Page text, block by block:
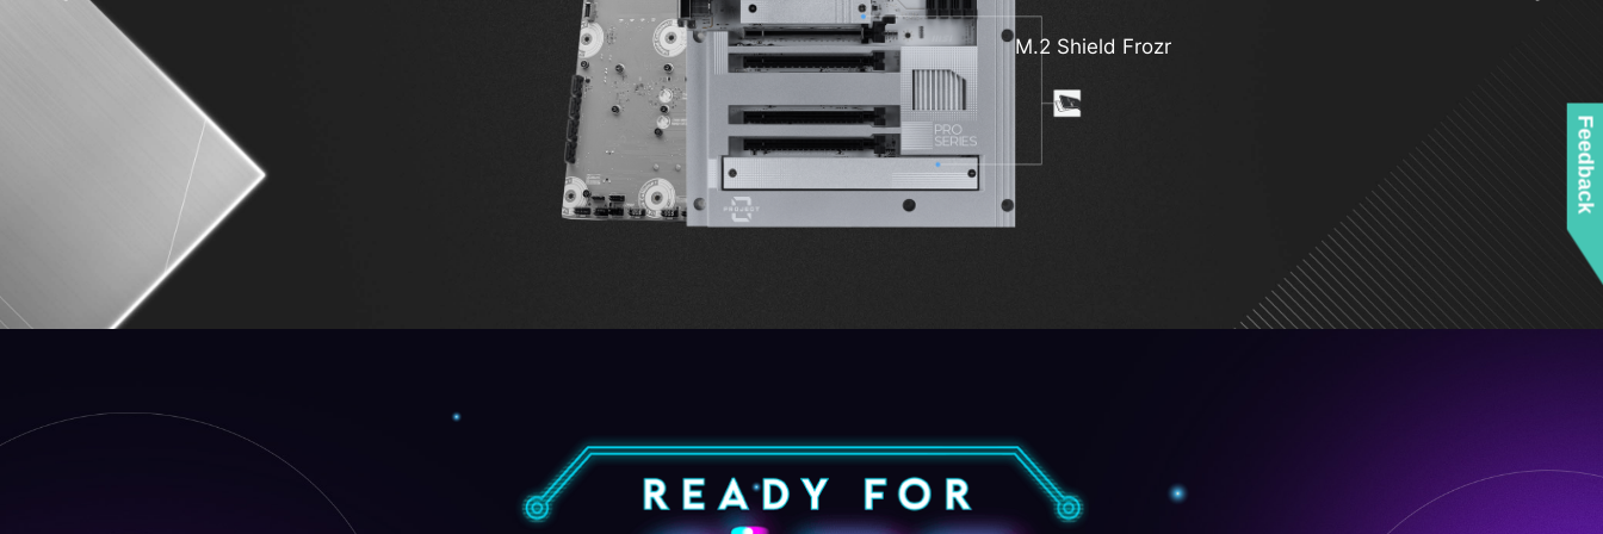
Aktuellstes Wi-Fi 7
Lightning Gen 5
M.2 Shield Frozr
Feedback